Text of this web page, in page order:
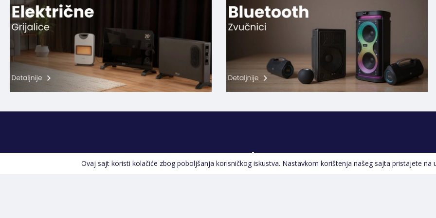
Pratite nas
Ovaj sajt koristi kolačiće zbog poboljšanja korisničkog iskustva. Nastavkom korištenja našeg sajta pristajete na